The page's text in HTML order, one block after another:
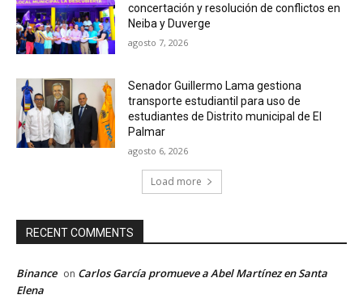
concertación y resolución de conflictos en
Neiba y Duverge
agosto 7, 2026
Senador Guillermo Lama gestiona
transporte estudiantil para uso de
estudiantes de Distrito municipal de El
Palmar
agosto 6, 2026
Load more
RECENT COMMENTS
Binance on Carlos García promueve a Abel Martínez en Santa
Elena